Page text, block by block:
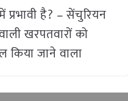
प्रभावी है? – सेंचुरियन
खरपतवारों को
किया जाने वाला